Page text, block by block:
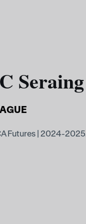
Futures | 2024-